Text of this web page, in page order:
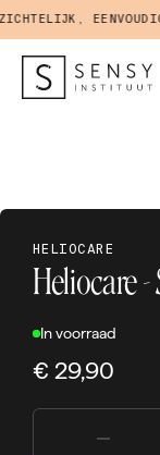
EENVOUDIG
HELIOCARE
Heliocare
In voorraad
€ 29,90